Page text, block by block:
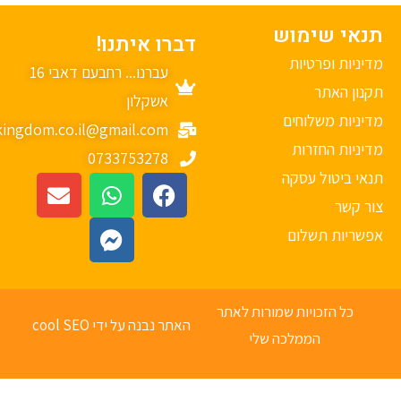
שימוש
ופרטיות
האתר
משלוחים
החזרות
ביטול עסקה
קשר
תשלום
דברו איתנו!
עברנו... רחבעם דאבי 16
אשקלון
mykingdom.co.il@gmail.com
0733753278
כל הזכויות שמורות לאתר
הממלכה שלי
האתר נבנה על ידי cool SEO